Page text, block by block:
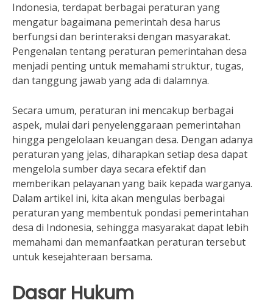
Indonesia, terdapat berbagai peraturan yang
mengatur bagaimana pemerintah desa harus
berfungsi dan berinteraksi dengan masyarakat.
Pengenalan tentang peraturan pemerintahan desa
menjadi penting untuk memahami struktur, tugas,
dan tanggung jawab yang ada di dalamnya.
Secara umum, peraturan ini mencakup berbagai
aspek, mulai dari penyelenggaraan pemerintahan
hingga pengelolaan keuangan desa. Dengan adanya
peraturan yang jelas, diharapkan setiap desa dapat
mengelola sumber daya secara efektif dan
memberikan pelayanan yang baik kepada warganya.
Dalam artikel ini, kita akan mengulas berbagai
peraturan yang membentuk pondasi pemerintahan
desa di Indonesia, sehingga masyarakat dapat lebih
memahami dan memanfaatkan peraturan tersebut
untuk kesejahteraan bersama.
Dasar Hukum